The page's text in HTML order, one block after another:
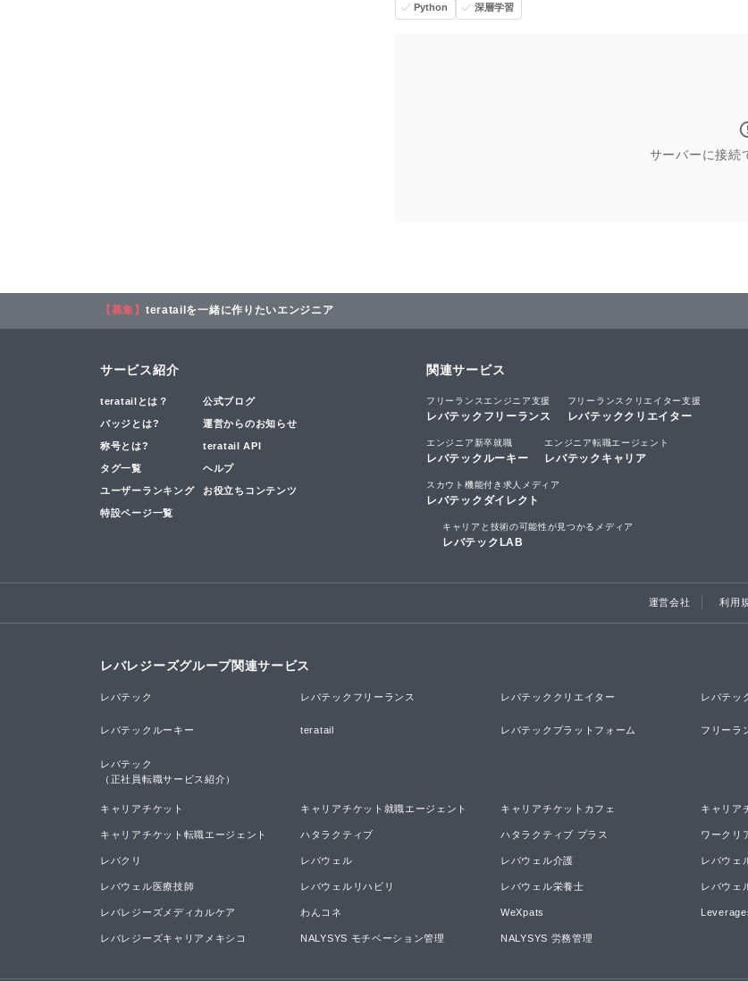
Python 深層学習
サーバーに接続
【募集】 teratailを一緒に作りたいエンジニア
サービス紹介
teratailとは？ 公式ブログ
バッジとは? 運営からのお知らせ
称号とは? teratail API
タグ一覧 ヘルプ
ユーザーランキング お役立ちコンテンツ
特設ページ一覧
関連サービス
フリーランスエンジニア支援
レバテックフリーランス
フリーランスクリエイター支援
レバテッククリエイター
エンジニア新卒就職
レバテックルーキー
エンジニア転職エージェント
レバテックキャリア
スカウト機能付き求人メディア
レバテックダイレクト
キャリアと技術の可能性が見つかるメディア
レバテックLAB
運営会社 利用
レバレジーズグループ関連サービス
レバテック レバテックフリーランス レバテッククリエイター レバテッ
レバテックルーキー teratail レバテックプラットフォーム フリーラ
レバテック
（正社員転職サービス紹介）
キャリアチケット キャリアチケット就職エージェント キャリアチケットカフェ キャリア
キャリアチケット転職エージェント ハタラクティブ ハタラクティブ プラス ワークリ
レバクリ レバウェル レバウェル介護 レバウェ
レバウェル医療技師 レバウェルリハビリ レバウェル栄養士 レバウェ
レバレジーズメディカルケア わんコネ WeXpats
レバレジーズキャリアメキシコ NALYSYS モチベーション管理 NALYSYS 労務管理